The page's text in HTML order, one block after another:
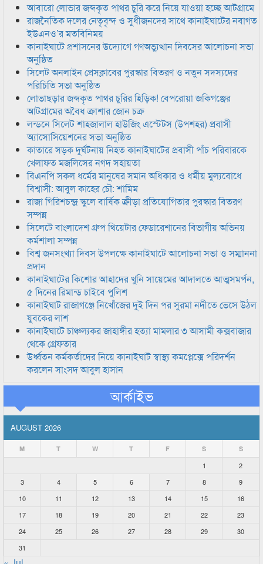
আবারো লোভার জব্দকৃত পাথর চুরি করে নিয়ে যাওয়া হচ্ছে আটগ্রামে
রাজনৈতিক দলের নেতৃবৃন্দ ও সুধীজনদের সাথে কানাইঘাটের নবাগত
ইউএনও’র মতবিনিময়
কানাইঘাটে প্রশাসনের উদ্যোগে গণঅভ্যুত্থান দিবসের আলোচনা সভা
অনুষ্ঠিত
সিলেট অনলাইন প্রেসক্লাবের পুরস্কার বিতরণ ও নতুন সদস্যদের
পরিচিতি সভা অনুষ্ঠিত
লোভাছড়ার জব্দকৃত পাথর চুরির হিড়িক! বেপরোয়া জকিগঞ্জের
আটগ্রামের অবৈধ ক্রাশার জোন চক্র
লন্ডনে সিলেট শাহজালাল হাউজিং এস্টেটস (উপশহর) প্রবাসী
অ্যাসোসিয়েশনের সভা অনুষ্ঠিত
কাতারে সড়ক দুর্ঘটনায় নিহত কানাইঘাটের প্রবাসী পাঁচ পরিবারকে
খেলাফত মজলিসের নগদ সহায়তা
বিএনপি সকল ধর্মের মানুষের সমান অধিকার ও ধর্মীয় মুল্যবোধে
বিশ্বাসী: আবুল কাহের চৌ: শামিম
রাজা গিরিশচন্দ্র স্কুলে বার্ষিক ক্রীড়া প্রতিযোগিতার পুরস্কার বিতরণ
সম্পন্ন
সিলেটে বাংলাদেশ গ্রুপ থিয়েটার ফেডারেশানের বিভাগীয় অভিনয়
কর্মশালা সম্পন্ন
বিশ্ব জনসংখ্যা দিবস উপলক্ষে কানাইঘাটে আলোচনা সভা ও সম্মাননা
প্রদান
কানাইঘাটের কিশোর আহাদের খুনি সায়েমের আদালতে আত্মসমর্পন,
৫ দিনের রিমান্ড চাইবে পুলিশ
কানাইঘাট রাজাগঞ্জে নিখোঁজের দুই দিন পর সুরমা নদীতে ভেসে উঠল
যুবকের লাশ
কানাইঘাটে চাঞ্চল্যকর জাহাঙ্গীর হত্যা মামলার ৩ আসামী কক্সবাজার
থেকে গ্রেফতার
উর্ধ্বতন কর্মকর্তাদের নিয়ে কানাইঘাট স্বাস্থ্য কমপ্লেক্সে পরিদর্শন
করলেন সাংসদ আবুল হাসান
আর্কাইভ
AUGUST 2026
M T W T F S S
1
2
3
4 5 6 7 8
9
10
11 12 13 14 15
16
17
18 19 20 21 22
23
24
25 26 27 28 29
30
31